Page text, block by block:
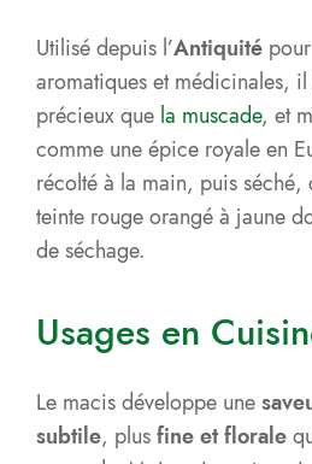
Utilisé depuis l’Antiquité
aromatiques et médicinales,
précieux que la muscade, et
comme une épice royale en
récolté à la main, puis
teinte rouge orangé à jaune
de séchage.
Usages en
Le macis développe une
subtile, plusfine et florale